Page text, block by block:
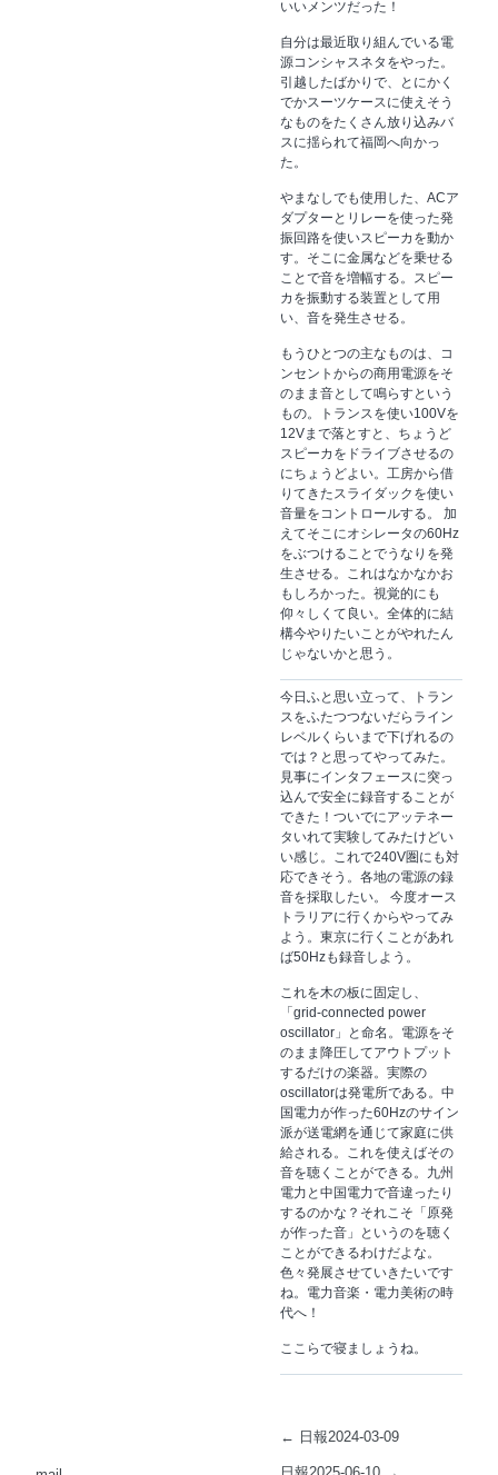
いいメンツだった！
自分は最近取り組んでいる電
源コンシャスネタをやった。
引越したばかりで、とにかく
でかスーツケースに使えそう
なものをたくさん放り込みバ
スに揺られて福岡へ向かっ
た。
やまなしでも使用した、ACア
ダプターとリレーを使った発
振回路を使いスピーカを動か
す。そこに金属などを乗せる
ことで音を増幅する。スピー
カを振動する装置として用
い、音を発生させる。
もうひとつの主なものは、コ
ンセントからの商用電源をそ
のまま音として鳴らすという
もの。トランスを使い100Vを
12Vまで落とすと、ちょうど
スピーカをドライブさせるの
にちょうどよい。工房から借
りてきたスライダックを使い
音量をコントロールする。 加
えてそこにオシレータの60Hz
をぶつけることでうなりを発
生させる。これはなかなかお
もしろかった。視覚的にも
仰々しくて良い。全体的に結
構今やりたいことがやれたん
じゃないかと思う。
今日ふと思い立って、トラン
スをふたつつないだらライン
レベルくらいまで下げれるの
では？と思ってやってみた。
見事にインタフェースに突っ
込んで安全に録音することが
できた！ついでにアッテネー
タいれて実験してみたけどい
い感じ。これで240V圏にも対
応できそう。各地の電源の録
音を採取したい。 今度オース
トラリアに行くからやってみ
よう。東京に行くことがあれ
ば50Hzも録音しよう。
これを木の板に固定し、
「grid-connected power
oscillator」と命名。電源をそ
のまま降圧してアウトプット
するだけの楽器。実際の
oscillatorは発電所である。中
国電力が作った60Hzのサイン
派が送電網を通じて家庭に供
給される。これを使えばその
音を聴くことができる。九州
電力と中国電力で音違ったり
するのかな？それこそ「原発
が作った音」というのを聴く
ことができるわけだよな。
色々発展させていきたいです
ね。電力音楽・電力美術の時
代へ！
ここらで寝ましょうね。
← 日報2024-03-09